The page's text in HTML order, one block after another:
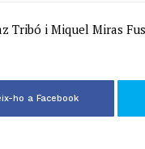
Tribó i Miquel Miras
ho a Facebook